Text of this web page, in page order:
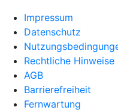
Impressum
Datenschutz
Rechtliche Hinweise
AGB
Barrierefreiheit
Fernwartung